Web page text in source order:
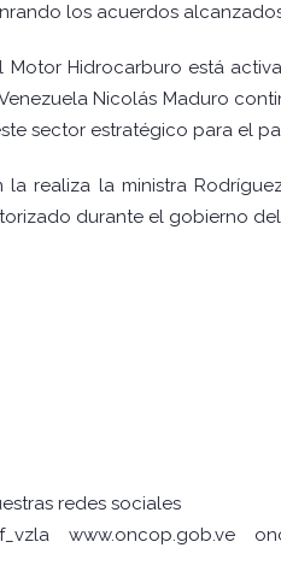
los acuerdos
Motor Hidrocarburo está
Nicolás Maduro
sector estratégico para el
la realiza la ministra
durante el gobierno
redes sociales
www.oncop.gob.ve